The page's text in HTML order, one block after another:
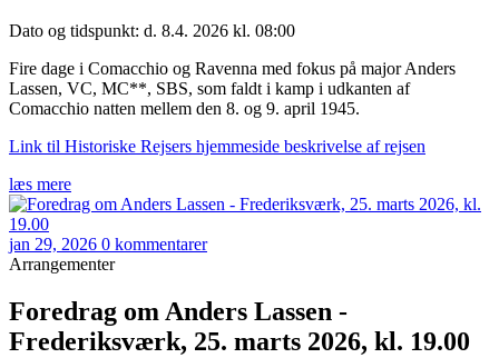
Dato og tidspunkt: d. 8.4. 2026 kl. 08:00
Fire dage i Comacchio og Ravenna med fokus på major Anders
Lassen, VC, MC**, SBS, som faldt i kamp i udkanten af
Comacchio natten mellem den 8. og 9. april 1945.
Link til Historiske Rejsers hjemmeside beskrivelse af rejsen
læs mere
jan 29, 2026 0 kommentarer
Arrangementer
Foredrag om Anders Lassen -
Frederiksværk, 25. marts 2026, kl. 19.00